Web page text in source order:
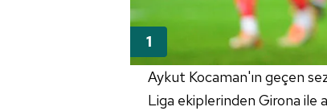
Aykut Kocaman'ın geçen
Liga ekiplerinden Girona ile